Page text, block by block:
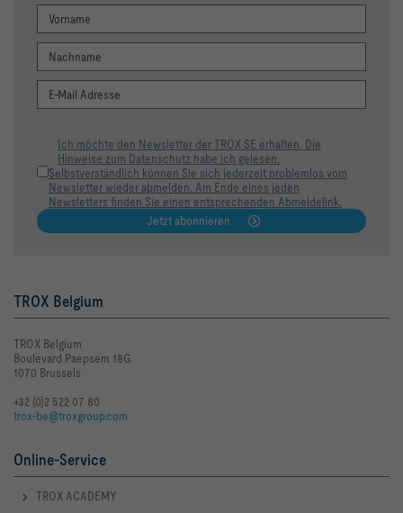
Ich möchte den Newsletter der TROX SE erhalten. Die
Hinweise zum Datenschutz habe ich gelesen.
Selbstverständlich können Sie sich jederzeit problemlos vom
Newsletter wieder abmelden. Am Ende eines jeden
Newsletters finden Sie einen entsprechenden Abmeldelink.
Jetzt abonnieren
TROX Belgium
TROX Belgium
Boulevard Paepsem 18G
1070 Brussels
+32 (0)2 522 07 80
trox-be@troxgroup.com
Online-Service
TROX ACADEMY